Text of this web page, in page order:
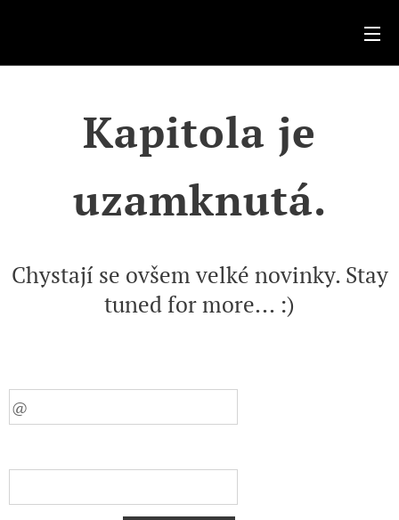
Kapitola je
uzamknutá.
Chystají se ovšem velké novinky. Stay
tuned for more... :)